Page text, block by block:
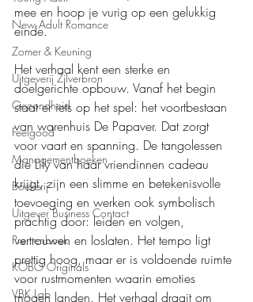
New Adult Romance
Zomer & Keuning
Uitgeverij Zilverbron
Gezondheid
Feelgood
Managementboeken
Boekerij
Uitgever Business Contact
Prentenboek
KOBO Originals
VBK Lab
mee en hoop je vurig op een gelukkig
einde.
Het verhaal kent een sterke en
doelgerichte opbouw. Vanaf het begin
staat er iets op het spel: het voortbestaan
van warenhuis De Papaver. Dat zorgt
voor vaart en spanning. De tangolessen
die Lily van haar vriendinnen cadeau
krijgt, zijn een slimme en betekenisvolle
toevoeging en werken ook symbolisch
prachtig door: leiden en volgen,
vertrouwen en loslaten. Het tempo ligt
prettig hoog, maar er is voldoende ruimte
voor rustmomenten waarin emoties
mogen landen. Het verhaal draait om